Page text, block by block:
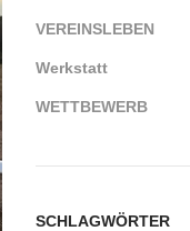
VEREINSLEBEN
Werkstatt
WETTBEWERB
SCHLAGWÖRTER